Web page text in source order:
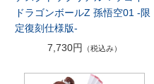
ドラゴンボールZ 孫悟空01 -限
定復刻仕様版-
7,730円
（税込み）